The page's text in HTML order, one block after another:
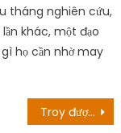
tháng nghiên cứu,
khác, một đạo
họ cần nhờ may
Troy được quay ở đâu? Mô tả sinh sản và vị trí